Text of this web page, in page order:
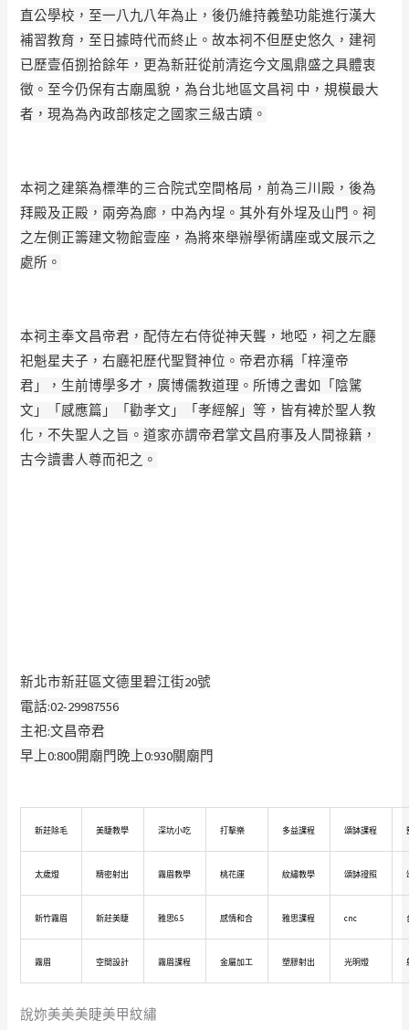
直公學校，至一八九八年為止，後仍維持義墊功能進行漢大
補習教育，至日據時代而終止。­故本祠不但歷史悠久，建祠
已歷壹佰捌拾餘年，更為新莊從前清迄今文風鼎盛之具體衷
徵。 ­至今仍保有古廟風貌，為台北地區文昌祠 中，規模最大
者，現為為內政部核定之國家三級古蹟。
本祠之建築為標準的三合院式空間格局，前為三川殿，後為
拜殿及正殿，兩旁為廊，中為內­埕。其外有外埕及山門。祠
之左側正籌建文物館壹座，為將來舉辦學術講座或文展示之
處所 ­。
本祠主奉文昌帝君，配侍左右侍從神天聾，地啞，祠之左廳
祀魁星夫子，右廳祀歷代聖賢神­位。帝君亦稱「梓潼帝
君」，生前博學多才，廣博儒教道理。所博之書如「陰騭
文」「感應­篇」「勸孝文」「孝經解」等，皆有裨於聖人教
化，不失聖人之旨。道家亦謂帝君掌文昌府­事及人間祿籍，
古今讀書人尊而祀之。
新北市新莊區文德里碧江街20號
電話:02-29987556
主祀:文昌帝君
早上0:800開廟門晚上0:930關廟門
新莊除毛 美睫教學 深坑小吃 打擊樂 多益課程 頌缽課程
太歲燈 精密射出 霧眉教學 桃花運 紋繡教學 頌缽證照
新竹霧眉 新莊美睫 雅思6.5 感情和合 雅思課程 cnc
霧眉 空間設計 霧眉課程 金屬加工 塑膠射出 光明燈
說妳美美美睫美甲紋繡